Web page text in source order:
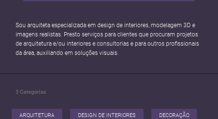
Sou arquiteta especializada em design de interiores, modelagem 3D e
imagens realistas. Presto serviços para clientes que procuram projetos
de arquitetura e/ou interiores e consultorias e para outros profissionais
da área, auxiliando em soluções visuais.
3 Categorias
ARQUITETURA DESIGN DE INTERIORES DECORAÇÃO